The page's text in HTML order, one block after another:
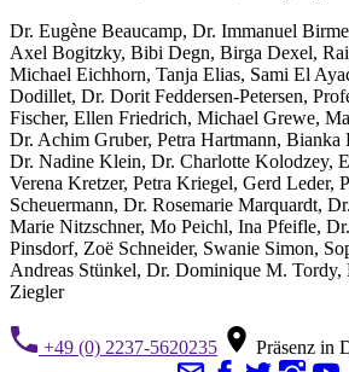
Dr. Eugène Beaucamp, Dr. Immanuel
Axel Bogitzky, Bibi Degn, Birga Dexel,
Michael Eichhorn, Tanja Elias, Sami El
Dodillet, Dr. Dorit Feddersen-Petersen,
Fischer, Ellen Friedrich, Michael Grewe,
Dr. Achim Gruber, Petra Hartmann, Bianka
Dr. Nadine Klein, Dr. Charlotte Kolodzey,
Verena Kretzer, Petra Kriegel, Gerd Leder,
Scheuermann, Dr. Rosemarie Marquardt,
Marie Nitzschner, Mo Peichl, Ina Pfeifle,
Pinsdorf, Zoë Schneider, Swanie Simon,
Andreas Stünkel, Dr. Dominique M. Tordy,
Ziegler
+49 (0) 2237-5620235
Präsenz in